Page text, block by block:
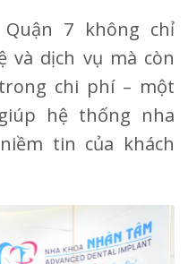
7 không chỉ
và dịch vụ mà còn
chi phí – một
hệ thống nha
tin của khách